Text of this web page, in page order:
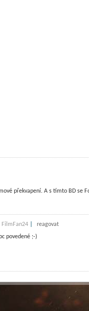
překvapení. A s tímto BD se
FilmFan24
reagovat
povedené ;-)